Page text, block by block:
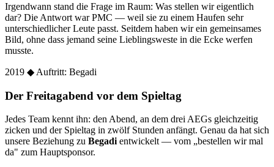
Irgendwann stand die Frage im Raum: Was stellen wir eigentlich
dar? Die Antwort war PMC — weil sie zu einem Haufen sehr
unterschiedlicher Leute passt. Seitdem haben wir ein gemeinsames
Bild, ohne dass jemand seine Lieblingsweste in die Ecke werfen
musste.
2019 ◆ Auftritt: Begadi
Der Freitagabend vor dem Spieltag
Jedes Team kennt ihn: den Abend, an dem drei AEGs gleichzeitig
zicken und der Spieltag in zwölf Stunden anfängt. Genau da hat sich
unsere Beziehung zu Begadientwickelt — vom „bestellen wir mal
da" zum Hauptsponsor.